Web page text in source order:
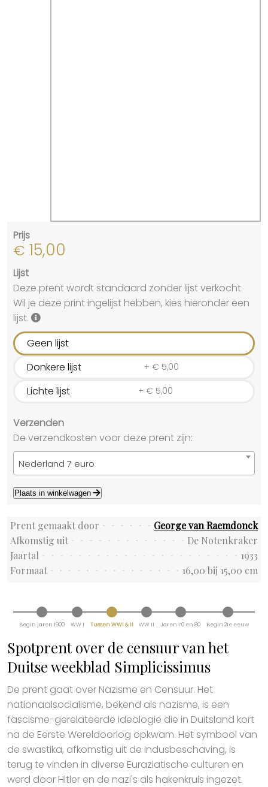
Prijs
€ 15,00
Lijst
Deze prent wordt standaard zonder lijst verkocht.
Wil je deze print ingelijst hebben, kies hieronder een
lijst.
Geen lijst
Donkere lijst
+ € 5,00
Lichte lijst + € 5,00
Verzenden
De verzendkosten voor deze prent zijn:
Nederland 7 euro
Plaats in winkelwagen
Prent gemaakt door
George van Raemdonck
Afkomstig uit
De Notenkraker
Jaartal
1933
Formaat
16,00 bij 15,00 cm
Begin jaren 1900 WW I Tussen WWI & II WW II Jaren 70 en 80 Begin 21e eeuw
Spotprent over de censuur van het
Duitse weekblad Simplicissimus
De prent gaat over Nazisme en Censuur. Het
nationaalsocialisme, bekend als nazisme, is een
fascisme-gerelateerde ideologie die in Duitsland kort
na de Eerste Wereldoorlog opkwam. Het symbool van
de swastika, afkomstig uit de Indusbeschaving, is
terug te vinden in diverse Euraziatische culturen en
werd door Hitler en de nazi's als hakenkruis ingezet.